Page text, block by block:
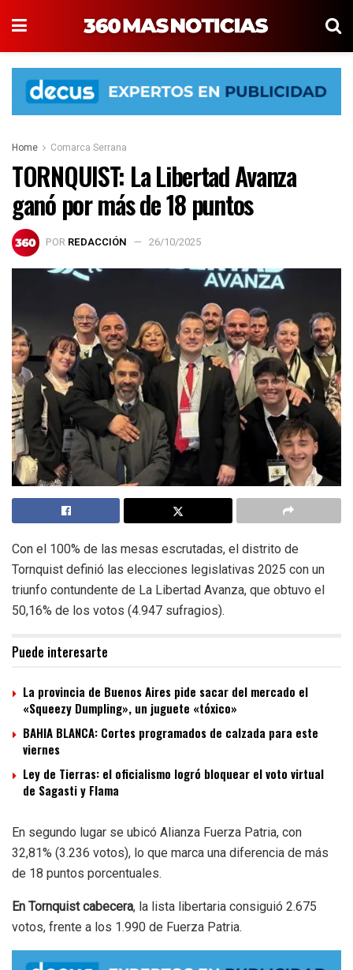
Home Comarca Serrana
TORNQUIST: La Libertad Avanza
ganó por más de 18 puntos
POR REDACCIÓN 26/10/2025
Con el 100% de las mesas escrutadas, el distrito de
Tornquist definió las elecciones legislativas 2025 con un
triunfo contundente de La Libertad Avanza, que obtuvo el
50,16% de los votos (4.947 sufragios).
Puede interesarte
La provincia de Buenos Aires pide sacar del mercado el
«Squeezy Dumpling», un juguete «tóxico»
BAHIA BLANCA: Cortes programados de calzada para este
viernes
Ley de Tierras: el oficialismo logró bloquear el voto virtual
de Sagasti y Flama
En segundo lugar se ubicó Alianza Fuerza Patria, con
32,81% (3.236 votos), lo que marca una diferencia de más
de 18 puntos porcentuales.
En Tornquist cabecera, la lista libertaria consiguió 2.675
votos, frente a los 1.990 de Fuerza Patria.